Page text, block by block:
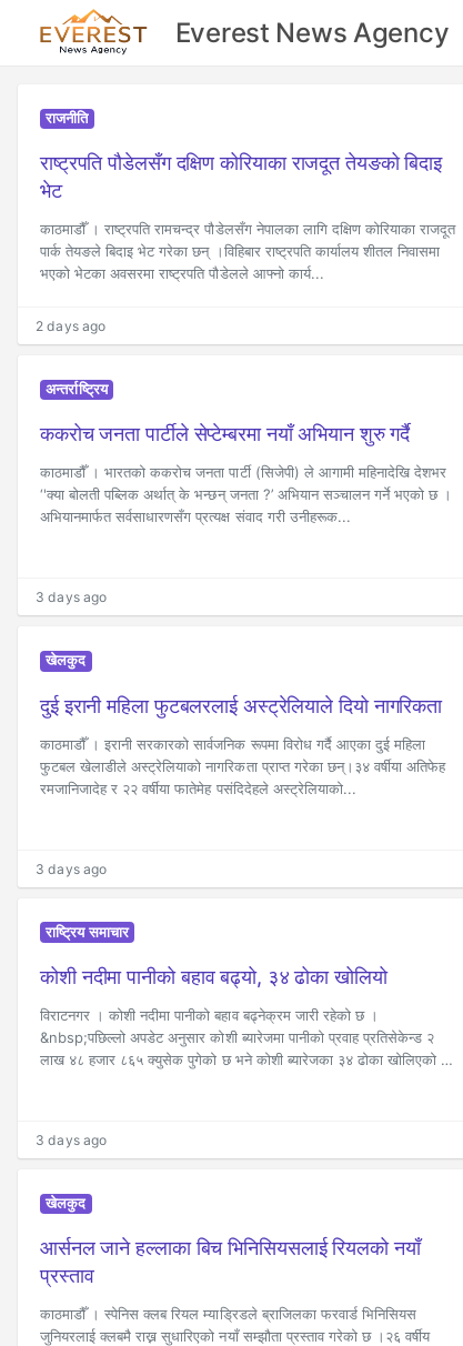
Everest News Agency
राजनीति
राष्ट्रपति पौडेलसँग दक्षिण कोरियाका राजदूत तेयङको बिदाइ
भेट
काठमाडौँ । राष्ट्रपति रामचन्द्र पौडेलसँग नेपालका लागि दक्षिण कोरियाका राजदूत
पार्क तेयङले बिदाइ भेट गरेका छन् ।विहिबार राष्ट्रपति कार्यालय शीतल निवासमा
भएको भेटका अवसरमा राष्ट्रपति पौडेलले आफ्नो कार्य...
2 days ago
अन्तर्राष्ट्रिय
ककरोच जनता पार्टीले सेप्टेम्बरमा नयाँ अभियान शुरु गर्दै
काठमाडौँ । भारतको ककरोच जनता पार्टी (सिजेपी) ले आगामी महिनादेखि देशभर
‘'क्या बोलती पब्लिक अर्थात् के भन्छन् जनता ?’ अभियान सञ्चालन गर्ने भएको छ ।
अभियानमार्फत सर्वसाधारणसँग प्रत्यक्ष संवाद गरी उनीहरूक...
3 days ago
खेलकुद
दुई इरानी महिला फुटबलरलाई अस्ट्रेलियाले दियो नागरिकता
काठमाडौँ । इरानी सरकारको सार्वजनिक रूपमा विरोध गर्दै आएका दुई महिला
फुटबल खेलाडीले अस्ट्रेलियाको नागरिकता प्राप्त गरेका छन्।३४ वर्षीया अतिफेह
रमजानिजादेह र २२ वर्षीया फातेमेह पसंदिदेहले अस्ट्रेलियाको...
3 days ago
राष्ट्रिय समाचार
कोशी नदीमा पानीको बहाव बढ्यो, ३४ ढोका खोलियो
विराटनगर । कोशी नदीमा पानीको बहाव बढ्नेक्रम जारी रहेको छ ।
&nbsp;पछिल्लो अपडेट अनुसार कोशी ब्यारेजमा पानीको प्रवाह प्रतिसेकेन्ड २
लाख ४८ हजार ८६५ क्युसेक पुगेको छ भने कोशी ब्यारेजका ३४ ढोका खोलिएको छ
3 days ago
खेलकुद
आर्सनल जाने हल्लाका बिच भिनिसियसलाई रियलको नयाँ
प्रस्ताव
काठमाडौँ । स्पेनिस क्लब रियल म्याड्रिडले ब्राजिलका फरवार्ड भिनिसियस
जुनियरलाई क्लबमै राख्न सुधारिएको नयाँ सम्झौता प्रस्ताव गरेको छ ।२६ वर्षीय